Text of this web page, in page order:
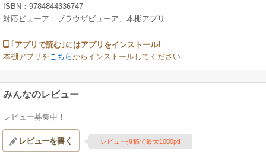
ISBN：9784844336747
対応ビューア：ブラウザビューア、本棚アプリ
｢アプリで読む｣にはアプリをインストール!
本棚アプリを こちらからインストールしてください
みんなのレビュー
レビュー募集中！
レビューを書く レビュー投稿で最大1000pt!